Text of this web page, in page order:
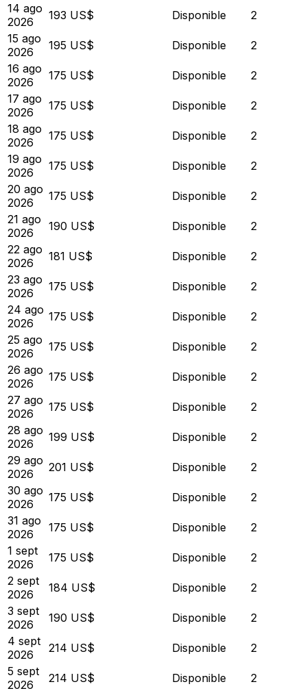
14 ago
2026
193 US$ Disponible
2
15 ago
2026
195 US$ Disponible
2
16 ago
2026
175 US$ Disponible
2
17 ago
2026
175 US$ Disponible
2
18 ago
2026
175 US$ Disponible
2
19 ago
2026
175 US$ Disponible
2
20 ago
2026
175 US$ Disponible
2
21 ago
2026
190 US$ Disponible
2
22 ago
2026
181 US$ Disponible
2
23 ago
2026
175 US$ Disponible
2
24 ago
2026
175 US$ Disponible
2
25 ago
2026
175 US$ Disponible
2
26 ago
2026
175 US$ Disponible
2
27 ago
2026
175 US$ Disponible
2
28 ago
2026
199 US$ Disponible
2
29 ago
2026
201 US$ Disponible
2
30 ago
2026
175 US$ Disponible
2
31 ago
2026
175 US$ Disponible
2
1 sept
2026
175 US$ Disponible
2
2 sept
2026
184 US$ Disponible
2
3 sept
2026
190 US$ Disponible
2
4 sept
2026
214 US$ Disponible
2
5 sept
2026
214 US$ Disponible
2